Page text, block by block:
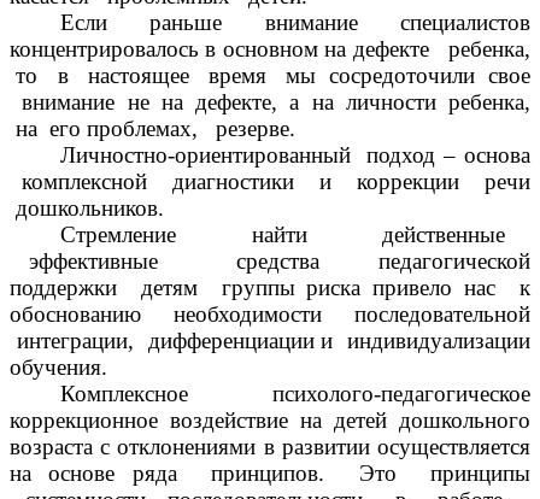
Если раньше внимание специалистов
концентрировалось в основном на дефекте ребенка,
то в настоящее время мы сосредоточили свое
внимание не на дефекте, а на личности ребенка,
на его проблемах, резерве.
Личностно-ориентированный подход – основа
комплексной диагностики и коррекции речи
дошкольников.
Стремление найти действенные
эффективные средства педагогической
поддержки детям группы риска привело нас к
обоснованию необходимости последовательной
интеграции, дифференциации и индивидуализации
обучения.
Комплексное психолого-педагогическое
коррекционное воздействие на детей дошкольного
возраста с отклонениями в развитии осуществляется
на основе ряда принципов. Это принципы